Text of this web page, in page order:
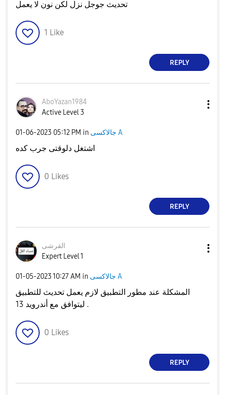
تحديث جوجل نزل لكن نون لا يعمل
1 Like
REPLY
AboYazan1984
Active Level 3
‎01-06-2023 05:12 PM in جالاكسى A
اشتغل دلوقتى جرب كده
0 Likes
REPLY
القرشى
Expert Level 1
‎01-05-202310:27 AM in جالاكسى A
المشكلة عند مطور التطبيق لازم يعمل تحديث للتطبيق
ليتوافق مع أندرويد 13 .
0 Likes
REPLY